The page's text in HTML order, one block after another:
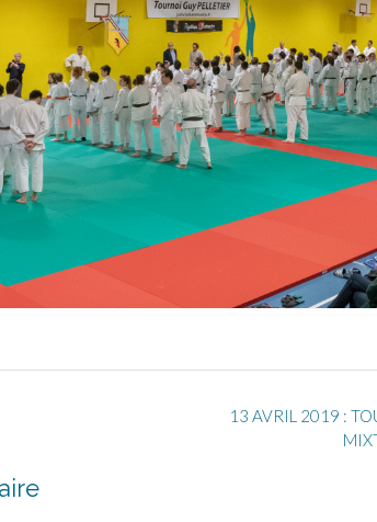
13 AVRIL 2019 :